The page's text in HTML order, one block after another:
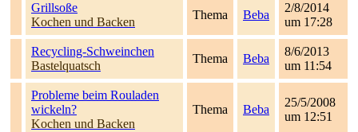
Grillsoße
Kochen und Backen
Thema Beba
2/8/2014
um 17:28
Recycling-Schweinchen
Bastelquatsch
Thema Beba
8/6/2013
um 11:54
Probleme beim Rouladen
wickeln?
Kochen und Backen
Thema Beba
25/5/2008
um 12:51